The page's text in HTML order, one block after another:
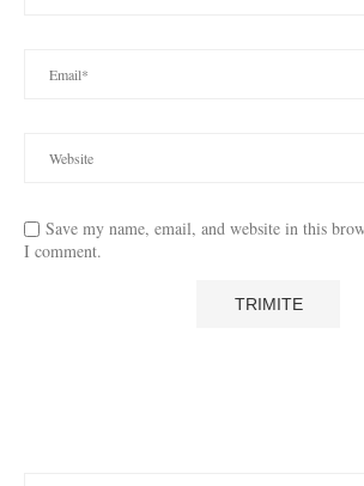
Save my name, email, and website in this
I comment.